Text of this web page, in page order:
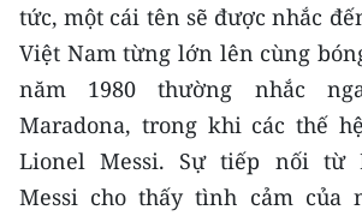
tức, một cái tên sẽ được nhắc
Việt Nam từng lớn lên cùng
năm 1980 thường nhắc
Maradona, trong khi các thế
Lionel Messi. Sự tiếp nối từ
Messi cho thấy tình cảm của